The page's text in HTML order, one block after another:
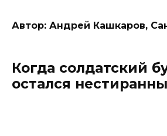
Автор: Андрей Кашкаров,
Когда солдатский
остался